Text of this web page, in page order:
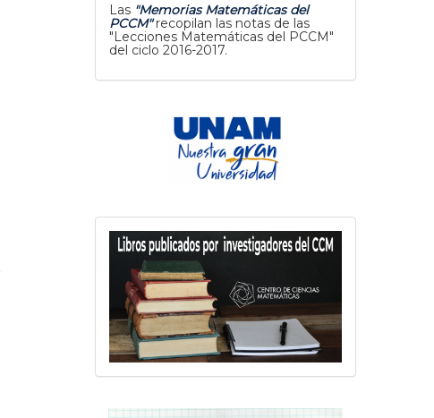
Las "Memorias Matemáticas del
PCCM"recopilan las notas de las
"Lecciones Matemáticas del PCCM"
del ciclo 2016-2017.